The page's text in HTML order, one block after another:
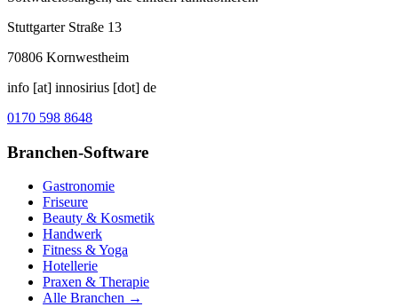
Stuttgarter Straße 13
70806 Kornwestheim
info [at] innosirius [dot] de
0170 598 8648
Branchen-Software
Gastronomie
Friseure
Beauty & Kosmetik
Handwerk
Fitness & Yoga
Hotellerie
Praxen & Therapie
Alle Branchen →